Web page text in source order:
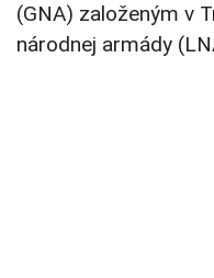
(GNA) založeným v
národnej armády